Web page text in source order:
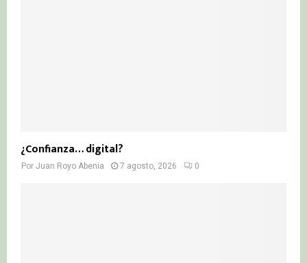
¿Confianza… digital?
Por Juan Royo Abenia 7 agosto, 2026 0